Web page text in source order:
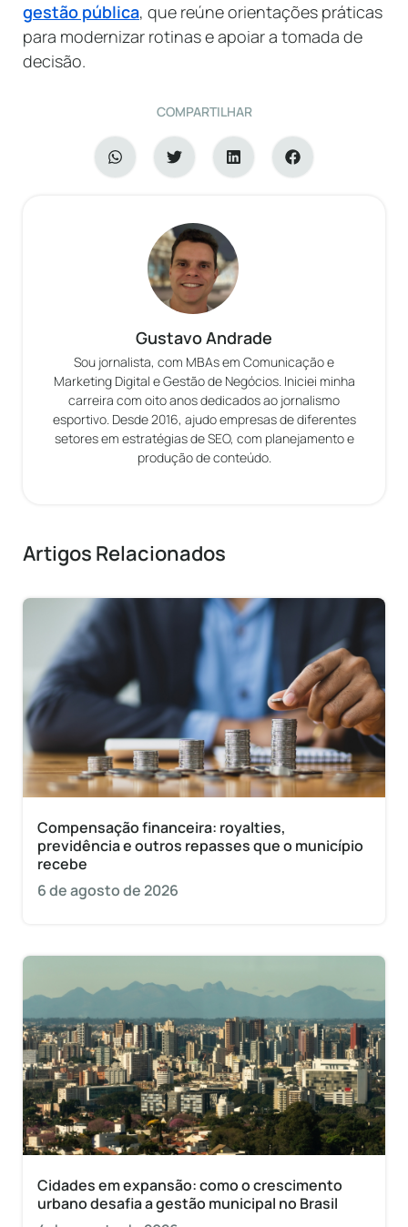
gestão pública, que reúne orientações práticas
para modernizar rotinas e apoiar a tomada de
decisão.
COMPARTILHAR
Gustavo Andrade
Sou jornalista, com MBAs em Comunicação e
Marketing Digital e Gestão de Negócios. Iniciei minha
carreira com oito anos dedicados ao jornalismo
esportivo. Desde 2016, ajudo empresas de diferentes
setores em estratégias de SEO, com planejamento e
produção de conteúdo.
Artigos Relacionados
Compensação financeira: royalties,
previdência e outros repasses que o município
recebe
6 de agosto de 2026
Cidades em expansão: como o crescimento
urbano desafia a gestão municipal no Brasil